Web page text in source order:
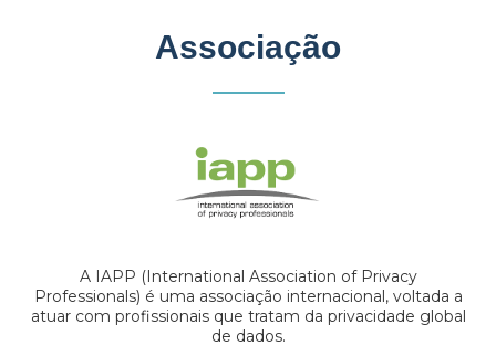
Associação
A IAPP (International Association of Privacy
Professionals) é uma associação internacional, voltada a
atuar com profissionais que tratam da privacidade global
de dados.